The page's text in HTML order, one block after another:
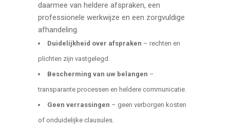
daarmee van heldere afspraken, een
professionele werkwijze en een zorgvuldige
afhandeling.
Duidelijkheid over afspraken – rechten en
plichten zijn vastgelegd.
Bescherming van uw belangen –
transparante processen en heldere communicatie.
Geen verrassingen – geen verborgen kosten
of onduidelijke clausules.